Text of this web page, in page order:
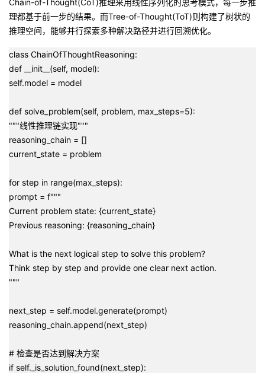
Chain-of-Thought(CoT)推理采用线性序列化的思考模式，每一步推
理都基于前一步的结果。而Tree-of-Thought(ToT)则构建了树状的
推理空间，能够并行探索多种解决路径并进行回溯优化。
class ChainOfThoughtReasoning:
def __init__(self, model):
self.model = model
def solve_problem(self, problem, max_steps=5):
"""线性推理链实现"""
reasoning_chain = []
current_state = problem
for step in range(max_steps):
prompt = f"""
Current problem state: {current_state}
Previous reasoning: {reasoning_chain}
What is the next logical step to solve this problem?
Think step by step and provide one clear next action.
"""
next_step = self.model.generate(prompt)
reasoning_chain.append(next_step)
# 检查是否达到解决方案
if self._is_solution_found(next_step):